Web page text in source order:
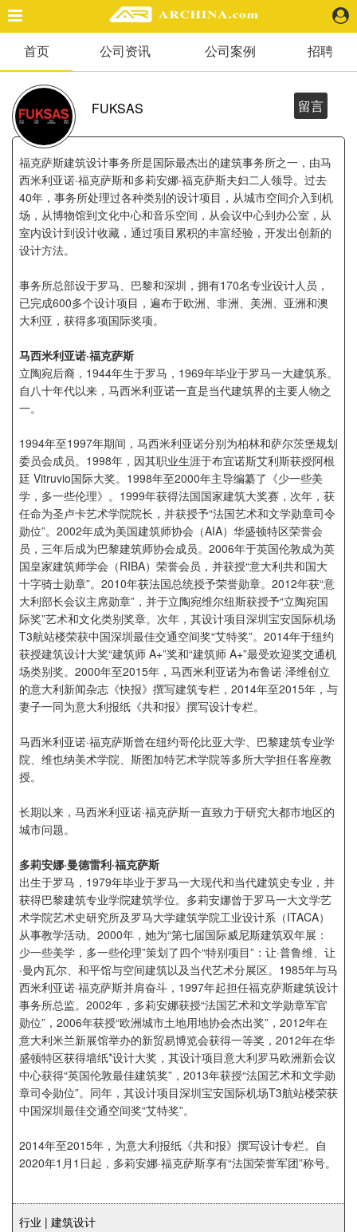
精选案例
建 筑
景 观
室 内
视 频
头条资讯
业 界
机 构
地 产
快速搜索
企业招聘
广告投放
关于我们
联系我们
首页 公司资讯 公司案例 招聘
FUKSAS 留言
福克萨斯建筑设计事务所是国际最杰出的建筑事务所之一，由马
西米利亚诺·福克萨斯和多莉安娜·福克萨斯夫妇二人领导。过去
40年，事务所处理过各种类别的设计项目，从城市空间介入到机
场，从博物馆到文化中心和音乐空间，从会议中心到办公室，从
室内设计到设计收藏，通过项目累积的丰富经验，开发出创新的
设计方法。
事务所总部设于罗马、巴黎和深圳，拥有170名专业设计人员，
已完成600多个设计项目，遍布于欧洲、非洲、美洲、亚洲和澳
大利亚，获得多项国际奖项。
马西米利亚诺·福克萨斯
立陶宛后裔，1944年生于罗马，1969年毕业于罗马一大建筑系。
自八十年代以来，马西米利亚诺一直是当代建筑界的主要人物之
一。
1994年至1997年期间，马西米利亚诺分别为柏林和萨尔茨堡规划
委员会成员。1998年，因其职业生涯于布宜诺斯艾利斯获授阿根
廷 Vitruvio国际大奖。1998年至2000年主导编纂了《少一些美
学，多一些伦理》。1999年获得法国国家建筑大奖赛，次年，获
任命为圣卢卡艺术学院院长，并获授予“法国艺术和文学勋章司令
勋位”。2002年成为美国建筑师协会（AIA）华盛顿特区荣誉会
员，三年后成为巴黎建筑师协会成员。2006年于英国伦敦成为英
国皇家建筑师学会（RIBA）荣誉会员，并获授“意大利共和国大
十字骑士勋章”。2010年获法国总统授予荣誉勋章。2012年获“意
大利部长会议主席勋章”，并于立陶宛维尔纽斯获授予“立陶宛国
际奖”艺术和文化类别奖章。次年，其设计项目深圳宝安国际机场
T3航站楼荣获中国深圳最佳交通空间奖“艾特奖”。2014年于纽约
获授建筑设计大奖“建筑师 A+”奖和“建筑师 A+”最受欢迎奖交通机
场类别奖。2000年至2015年，马西米利亚诺为布鲁诺·泽维创立
的意大利新闻杂志《快报》撰写建筑专栏，2014年至2015年，与
妻子一同为意大利报纸《共和报》撰写设计专栏。
马西米利亚诺·福克萨斯曾在纽约哥伦比亚大学、巴黎建筑专业学
院、维也纳美术学院、斯图加特艺术学院等多所大学担任客座教
授。
长期以来，马西米利亚诺·福克萨斯一直致力于研究大都市地区的
城市问题。
多莉安娜·曼德雷利·福克萨斯
出生于罗马，1979年毕业于罗马一大现代和当代建筑史专业，并
获得巴黎建筑专业学院建筑学位。多莉安娜曾于罗马一大文学艺
术学院艺术史研究所及罗马大学建筑学院工业设计系（ITACA）
从事教学活动。2000年，她为“第七届国际威尼斯建筑双年展：
少一些美学，多一些伦理”策划了四个“特别项目”：让·普鲁维、让
·曼内瓦尔、和平馆与空间建筑以及当代艺术分展区。1985年与马
西米利亚诺·福克萨斯并肩奋斗，1997年起担任福克萨斯建筑设计
事务所总监。2002年，多莉安娜获授“法国艺术和文学勋章军官
勋位”，2006年获授“欧洲城市土地用地协会杰出奖”，2012年在
意大利米兰新展馆举办的新贸易博览会获得一等奖，2012年在华
盛顿特区获得墙纸*设计大奖，其设计项目意大利罗马欧洲新会议
中心获得“英国伦敦最佳建筑奖”，2013年获授“法国艺术和文学勋
章司令勋位”。同年，其设计项目深圳宝安国际机场T3航站楼荣获
中国深圳最佳交通空间奖“艾特奖”。
2014年至2015年，为意大利报纸《共和报》撰写设计专栏。自
2020年1月1日起，多莉安娜·福克萨斯享有“法国荣誉军团”称号。
行业 | 建筑设计